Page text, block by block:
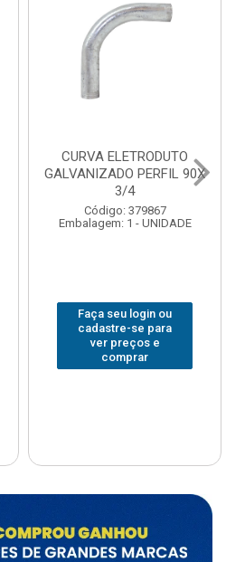
CURVA ELETRODUTO
GALVANIZADO PERFIL 90X
3/4
Código: 379867
Embalagem: 1 - UNIDADE
Faça seu login ou
cadastre-se para
ver preços e
comprar